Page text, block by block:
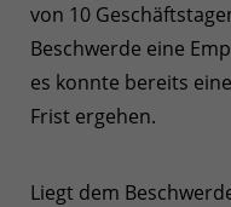
von 10
Beschwerde eine
es konnte bereits
Frist ergehen.
Liegt dem